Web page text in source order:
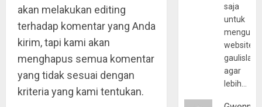
akan melakukan editing
terhadap komentar yang Anda
kirim, tapi kami akan
menghapus semua komentar
yang tidak sesuai dengan
kriteria yang kami tentukan.
saja
untuk
website
agar
lebih…